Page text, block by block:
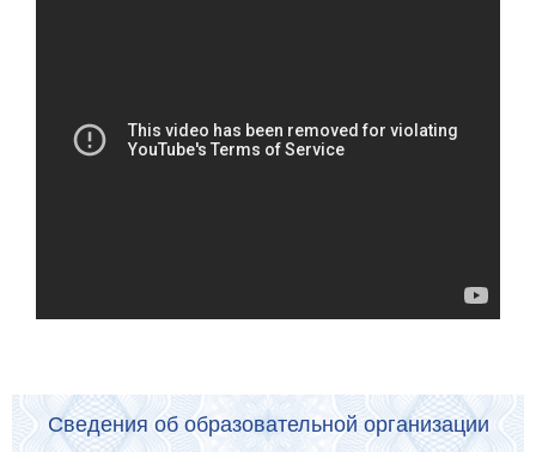
Сведения об образовательной организации